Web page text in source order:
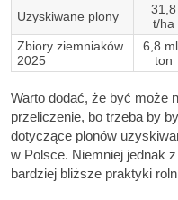
Uzyskiwane plony
31,8
t/ha
Zbiory ziemniaków
2025
6,8
ton
Warto dodać, że być może
przeliczenie, bo trzeba by
dotyczące plonów
w Polsce. Niemniej jednak
bardziej bliższe praktyki